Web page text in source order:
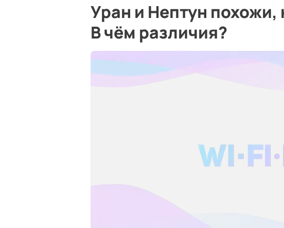
Уран и Нептун
В чём различия?